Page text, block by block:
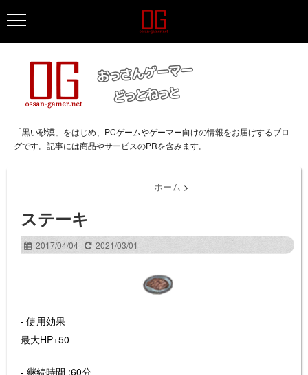
「黒い砂漠」をはじめ、PCゲームやゲーマー向けの情報をお届けするブロ
グです。記事には商品やサービスのPRを含みます。
ホーム >
ステーキ
2017/04/04 2021/03/01
- 使用効果
最大HP+50
- 継続時間 :60分